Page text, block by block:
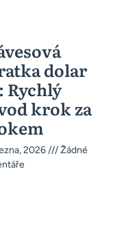
dolar
Rychlý
krok za
2026
Žádné